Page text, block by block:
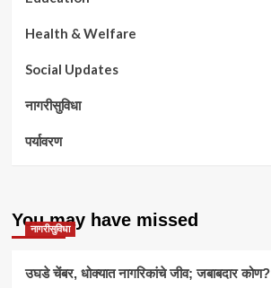
Health & Welfare
Social Updates
नागरीसुविधा
पर्यावरण
You may have missed
नागरीसुविधा
उघडे चेंबर, धोक्यात नागरिकांचे जीव; जबाबदार कोण?